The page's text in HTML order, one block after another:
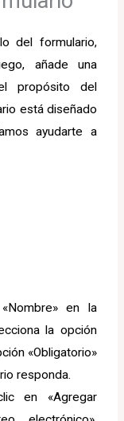
del formulario,
añade una
propósito del
está diseñado
ayudarte a
en la
la opción
«Obligatorio»
responda.
en «Agregar